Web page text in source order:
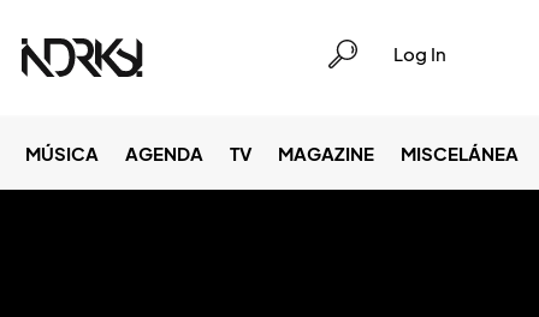
Log In
MÚSICA AGENDA TV MAGAZINE MISCELÁNEA